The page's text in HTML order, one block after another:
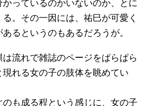
っているのかいないのか、とに
。その一因には、祐巳が可愛く
るというのもあるだろうが。
流れで雑誌のページをぱらぱら
現れる女の子の肢体を眺めてい
も成る程という感じに、女の子